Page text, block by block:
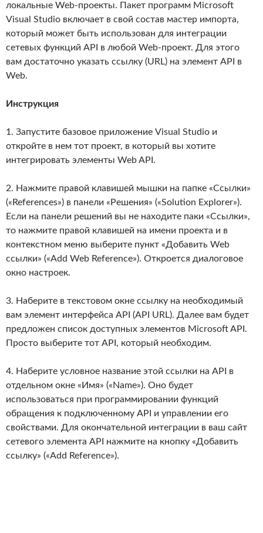
локальные Web-проекты. Пакет программ Microsoft
Visual Studio включает в свой состав мастер импорта,
который может быть использован для интеграции
сетевых функций API в любой Web-проект. Для этого
вам достаточно указать ссылку (URL) на элемент API в
Web.
Инструкция
1. Запустите базовое приложение Visual Studio и
откройте в нем тот проект, в который вы хотите
интегрировать элементы Web API.
2. Нажмите правой клавишей мышки на папке «Ссылки»
(«References») в панели «Решения» («Solution Explorer»).
Если на панели решений вы не находите паки «Ссылки»,
то нажмите правой клавишей на имени проекта и в
контекстном меню выберите пункт «Добавить Web
ссылки» («Add Web Reference»). Откроется диалоговое
окно настроек.
3. Наберите в текстовом окне ссылку на необходимый
вам элемент интерфейса API (API URL). Далее вам будет
предложен список доступных элементов Microsoft API.
Просто выберите тот API, который необходим.
4. Наберите условное название этой ссылки на API в
отдельном окне «Имя» («Name»). Оно будет
использоваться при программировании функций
обращения к подключенному API и управлении его
свойствами. Для окончательной интеграции в ваш сайт
сетевого элемента API нажмите на кнопку «Добавить
ссылку» («Add Reference»).